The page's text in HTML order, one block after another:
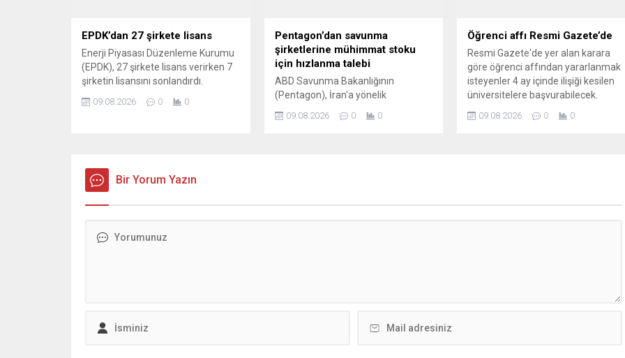
EPDK’dan 27 şirkete lisans
Enerji Piyasası Düzenleme Kurumu
(EPDK), 27 şirkete lisans verirken 7
şirketin lisansını sonlandırdı.
09.08.2026 0 0
Pentagon’dan savunma
şirketlerine mühimmat stoku
için hızlanma talebi
ABD Savunma Bakanlığının
(Pentagon), İran'a yönelik
azalması nedeniyle savunma
09.08.2026 0 0
Öğrenci affı Resmi Gazete’de
Resmi Gazete'de yer alan karara
göre öğrenci affından yararlanmak
isteyenler 4 ay içinde ilişiği kesilen
üniversitelere başvurabilecek.
09.08.2026 0 0
Bir Yorum Yazın